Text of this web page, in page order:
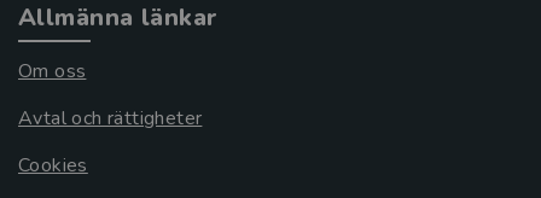
Allmänna länkar
Om oss
Avtal och rättigheter
Cookies